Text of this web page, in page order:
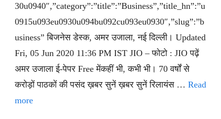
30u0940″,”category”:”title”:”Business”,”title_hn”:”u
0915u093eu0930u094bu092cu093eu0930″,”slug”:”b
usiness” बिजनेस डेस्क, अमर उजाला, नई दिल्ली। Updated
Fri, 05 Jun 2020 11:36 PM IST JIO – फोटो : JIO पढ़ें
अमर उजाला ई-पेपर Free मेंकहीं भी, कभी भी। 70 वर्षों से
करोड़ों पाठकों की पसंद ख़बर सुनें ख़बर सुनें रिलायंस … Read
more